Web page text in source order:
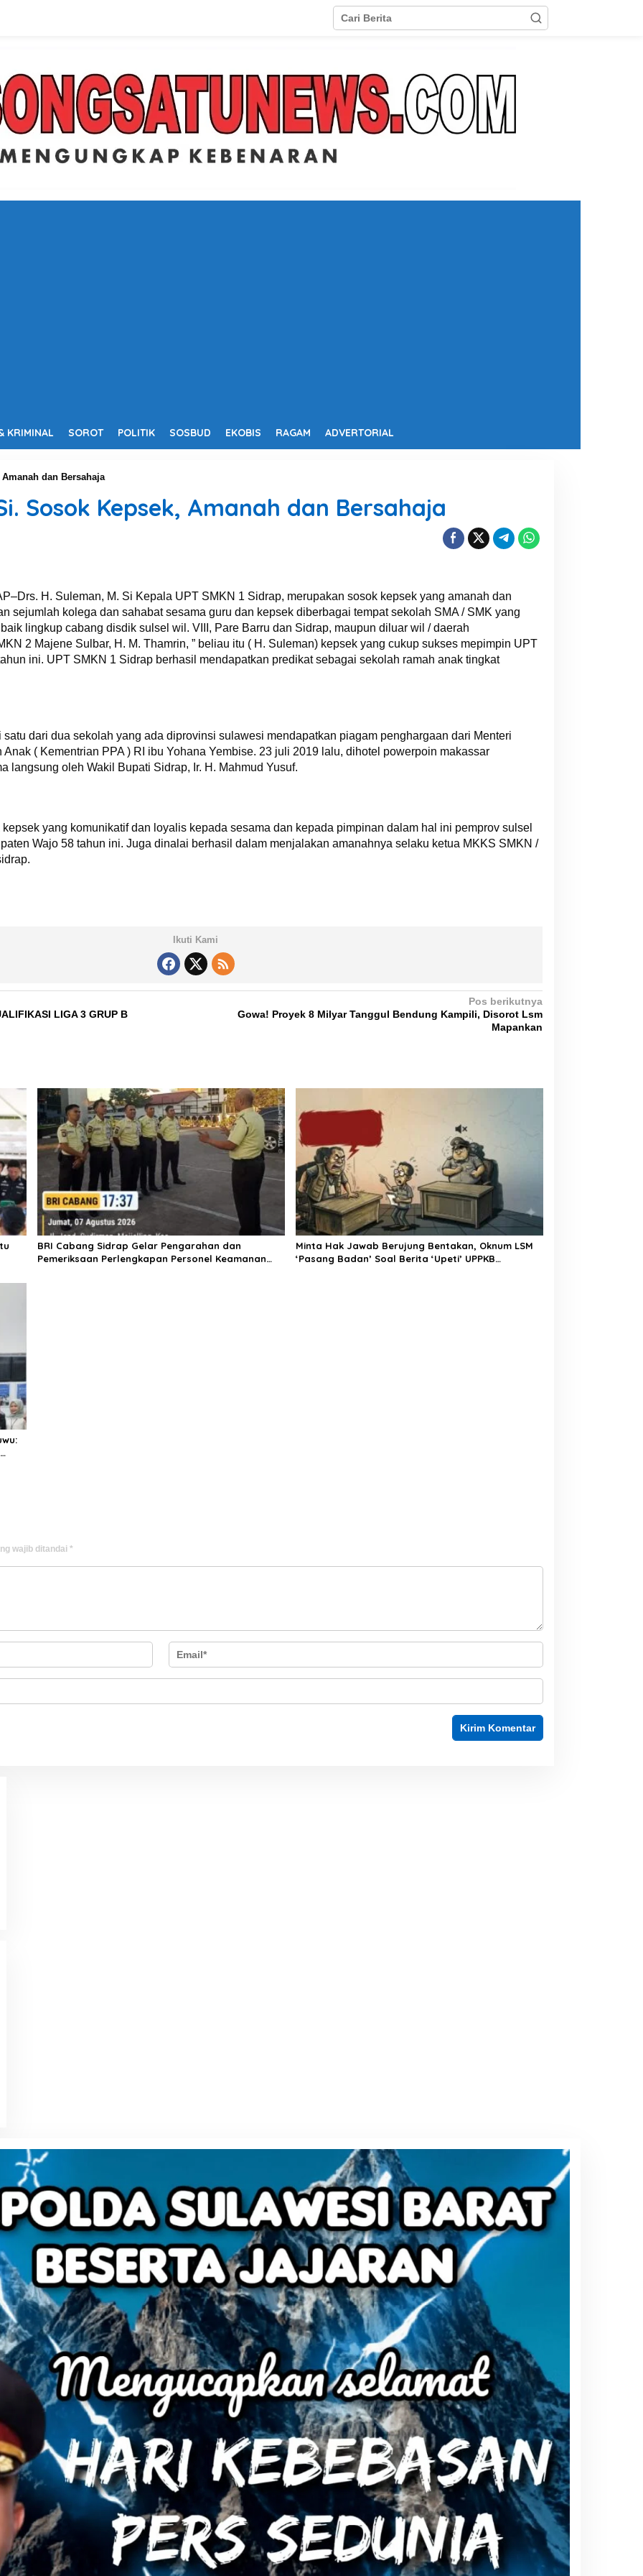
KRIMINAL SOROT POLITIK SOSBUD EKOBIS RAGAM ADVERTORIAL
dan Bersahaja
Sosok Kepsek, Amanah dan Bersahaja
H. Suleman, M. Si Kepala UPT SMKN 1 Sidrap, merupakan sosok kepsek yang amanah dan
sejumlah kolega dan sahabat sesama guru dan kepsek diberbagai tempat sekolah SMA / SMK yang
lingkup cabang disdik sulsel wil. VIII, Pare Barru dan Sidrap, maupun diluar wil / daerah
2 Majene Sulbar, H. M. Thamrin, ” beliau itu ( H. Suleman) kepsek yang cukup sukses mepimpin UPT
ini. UPT SMKN 1 Sidrap berhasil mendapatkan predikat sebagai sekolah ramah anak tingkat
dari dua sekolah yang ada diprovinsi sulawesi mendapatkan piagam penghargaan dari Menteri
( Kementrian PPA ) RI ibu Yohana Yembise. 23 juli 2019 lalu, dihotel powerpoin makassar
langsung oleh Wakil Bupati Sidrap, Ir. H. Mahmud Yusuf.
yang komunikatif dan loyalis kepada sesama dan kepada pimpinan dalam hal ini pemprov sulsel
Wajo 58 tahun ini. Juga dinalai berhasil dalam menjalakan amanahnya selaku ketua MKKS SMKN /
Ikuti Kami
LIGA 3 GRUP B
Pos berikutnya
Gowa! Proyek 8 Milyar Tanggul Bendung Kampili, Disorot Lsm
Mapankan
BRI Cabang Sidrap Gelar Pengarahan dan
Pemeriksaan Perlengkapan Personel Keamanan
Minta Hak Jawab Berujung Bentakan, Oknum LSM
‘Pasang Badan’ Soal Berita ‘Upeti’ UPPKB
wajib ditandai *